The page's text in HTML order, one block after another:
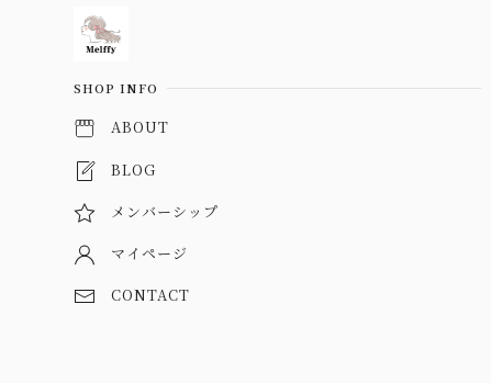
Information
SHOP INFO
ABOUT
BLOG
メンバーシップ
マイページ
CONTACT